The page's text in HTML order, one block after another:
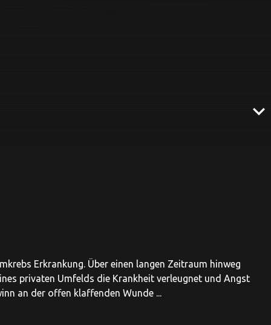
expand_more
Erkrankung. Über einen langen Zeitraum hinweg
privaten Umfelds die Krankheit verleugnet und Angst
an der offen klaffenden Wunde ...